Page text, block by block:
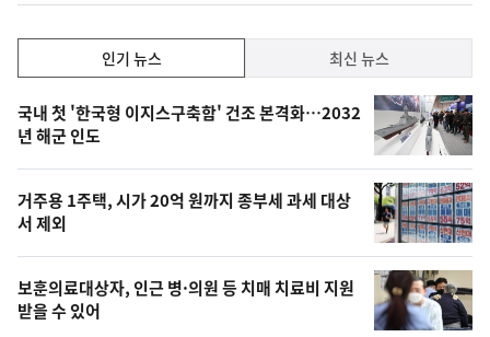
하
락
기,
최
신,
오
늘
의
영
상
인기 뉴스 최신 뉴스
기
뉴
스
국내 첫 '한국형 이지스구축함' 건조 본격화…2032
년 해군 인도
거주용 1주택, 시가 20억 원까지 종부세 과세 대상
서 제외
보훈의료대상자, 인근 병·의원 등 치매 치료비 지원
받을 수 있어